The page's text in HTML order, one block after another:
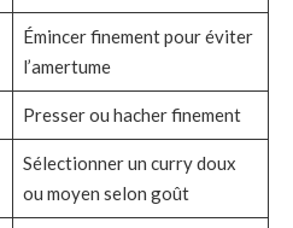
Émincer finement pour éviter
l’amertume
Presser ou hacher finement
Sélectionner un curry doux
ou moyen selon goût